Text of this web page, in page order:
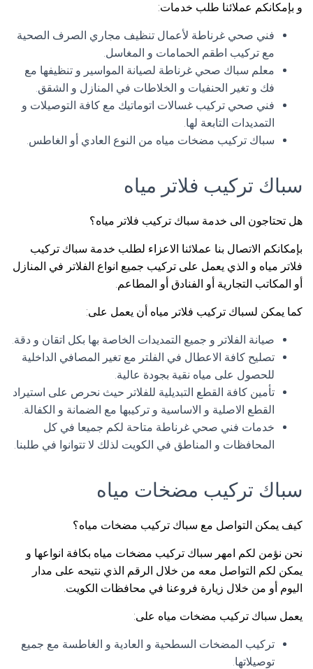
و بإمكانكم عملائنا طلب خدمات:
فني صحي غرناطة لأعمال تنظيف مجاري الصرف الصحية
مع تركيب اطقم الحمامات و المغاسل.
معلم سباك صحي غرناطة لصيانة المواسير و تنظيفها مع
فك و تغير الحنفيات و الخلاطات في المنازل و الشقق.
فني صحي تركيب غسالات اتوماتيك مع كافة التوصيلات و
التمديدات التابعة لها.
سباك تركيب مضخات مياه من النوع العادي أو الغاطس.
سباك تركيب فلاتر مياه
هل تحتاجون الى خدمة سباك تركيب فلاتر مياه؟
بإمكانكم الاتصال بنا عملائنا الاعزاء لطلب خدمة سباك تركيب
فلاتر مياه و الذي يعمل على تركيب جميع انواع الفلاتر في المنازل
أو المكاتب التجارية أو الفنادق أو المطاعم.
كما يمكن لسباك تركيب فلاتر مياه أن يعمل على:
صيانة الفلاتر و جميع التمديدات الخاصة بها بكل اتقان و دقة.
تصليح كافة الاعطال في الفلتر مع تغير المصافي الداخلية
للحصول على مياه نقية بجودة عالية.
تأمين كافة القطع التبديلية للفلاتر حيث نحرص على استيراد
القطع الاصلية و الاساسية و تركيبها مع الضمانة و الكفالة.
خدمات فني صحي غرناطة متاحة لكم جميعا في كل
المحافظات و المناطق في الكويت لذلك لا تتوانوا في طلبنا.
سباك تركيب مضخات مياه
كيف يمكن التواصل مع سباك تركيب مضخات مياه؟
نحن نؤمن لكم امهر سباك تركيب مضخات مياه بكافة انواعها و
يمكن لكم التواصل معه من خلال الرقم الذي نتيحه على مدار
اليوم أو من خلال زيارة فروعنا في محافظات الكويت.
يعمل سباك تركيب مضخات مياه على:
تركيب المضخات السطحية و العادية و الغاطسة مع جميع
توصيلاتها.